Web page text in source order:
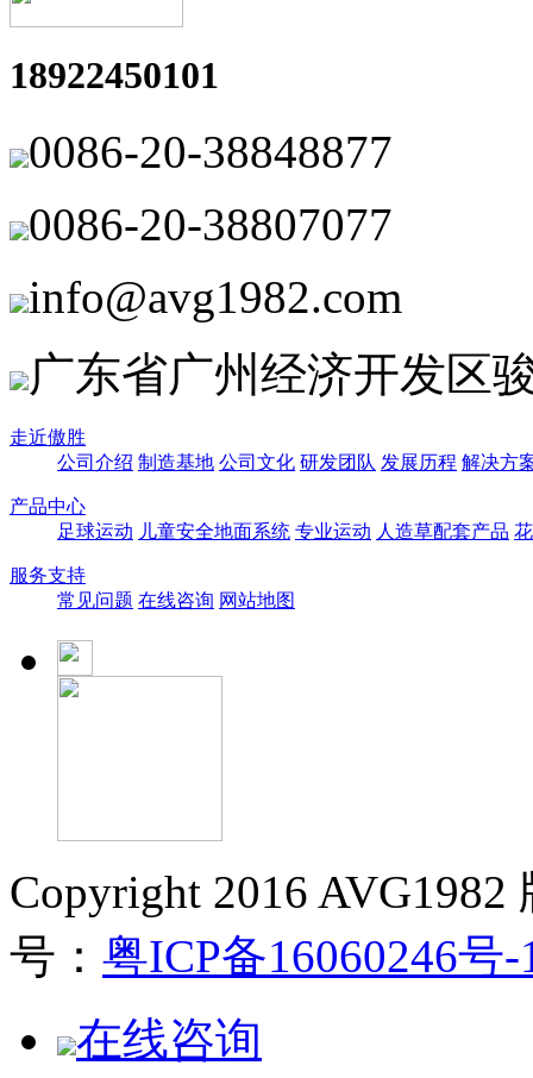
18922450101
0086-20-38848877
0086-20-38807077
info@avg1982.com
广东省广州经济开发区
走近傲胜
公司介绍 制造基地 公司文化 研发团队 发展历程 解决方
产品中心
足球运动 儿童安全地面系统 专业运动 人造草配套产品
服务支持
常见问题 在线咨询 网站地图
Copyright 2016
号： 粤ICP备16060246号-
在线咨询